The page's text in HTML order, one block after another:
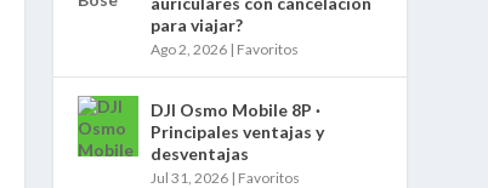
para viajar?
Ago 2, 2026 | Favoritos
DJI Osmo Mobile 8P ·
Principales ventajas y
desventajas
Jul 31, 2026 | Favoritos